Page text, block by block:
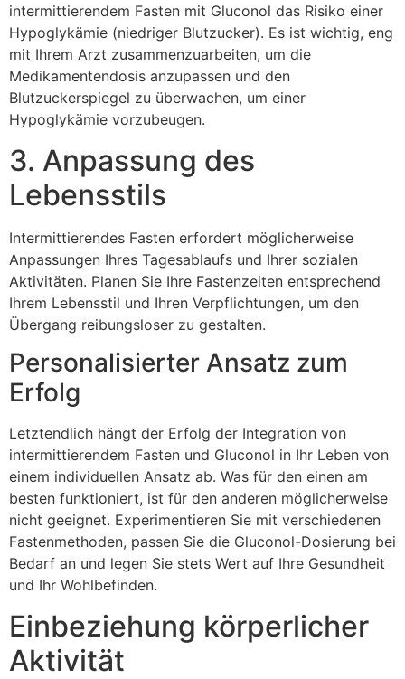
intermittierendem Fasten mit Gluconol das Risiko einer
Hypoglykämie (niedriger Blutzucker). Es ist wichtig, eng
mit Ihrem Arzt zusammenzuarbeiten, um die
Medikamentendosis anzupassen und den
Blutzuckerspiegel zu überwachen, um einer
Hypoglykämie vorzubeugen.
3. Anpassung des
Lebensstils
Intermittierendes Fasten erfordert möglicherweise
Anpassungen Ihres Tagesablaufs und Ihrer sozialen
Aktivitäten. Planen Sie Ihre Fastenzeiten entsprechend
Ihrem Lebensstil und Ihren Verpflichtungen, um den
Übergang reibungsloser zu gestalten.
Personalisierter Ansatz zum
Erfolg
Letztendlich hängt der Erfolg der Integration von
intermittierendem Fasten und Gluconol in Ihr Leben von
einem individuellen Ansatz ab. Was für den einen am
besten funktioniert, ist für den anderen möglicherweise
nicht geeignet. Experimentieren Sie mit verschiedenen
Fastenmethoden, passen Sie die Gluconol-Dosierung bei
Bedarf an und legen Sie stets Wert auf Ihre Gesundheit
und Ihr Wohlbefinden.
Einbeziehung körperlicher
Aktivität